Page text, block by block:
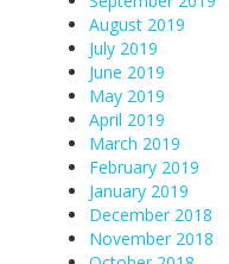
August 2019
July 2019
June 2019
May 2019
April 2019
March 2019
February 2019
January 2019
December 2018
November 2018